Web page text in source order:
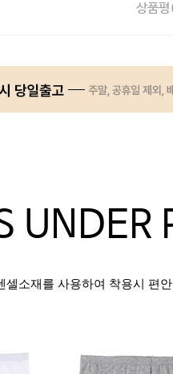
상품
UNDER
소재를 사용하여 착용시 편